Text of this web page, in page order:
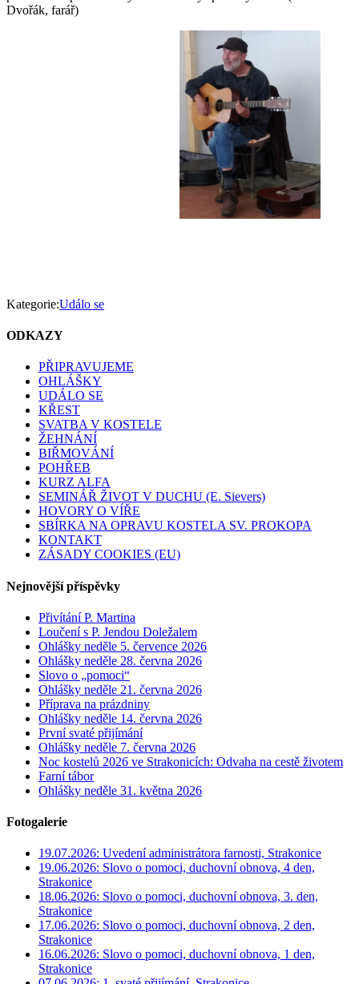
Dvořák, farář)
Kategorie:Událo se
ODKAZY
PŘIPRAVUJEME
OHLÁŠKY
UDÁLO SE
KŘEST
SVATBA V KOSTELE
ŽEHNÁNÍ
BIŘMOVÁNÍ
POHŘEB
KURZ ALFA
SEMINÁŘ ŽIVOT V DUCHU (E. Sievers)
HOVORY O VÍŘE
SBÍRKA NA OPRAVU KOSTELA SV. PROKOPA
KONTAKT
ZÁSADY COOKIES (EU)
Nejnovější příspěvky
Přivítání P. Martina
Loučení s P. Jendou Doležalem
Ohlášky neděle 5. července 2026
Ohlášky neděle 28. června 2026
Slovo o „pomoci“
Ohlášky neděle 21. června 2026
Příprava na prázdniny
Ohlášky neděle 14. června 2026
První svaté přijímání
Ohlášky neděle 7. června 2026
Noc kostelů 2026 ve Strakonicích: Odvaha na cestě životem
Farní tábor
Ohlášky neděle 31. května 2026
Fotogalerie
19.07.2026: Uvedení administrátora farnosti, Strakonice
19.06.2026: Slovo o pomoci, duchovní obnova, 4 den,
Strakonice
18.06.2026: Slovo o pomoci, duchovní obnova, 3. den,
Strakonice
17.06.2026: Slovo o pomoci, duchovní obnova, 2 den,
Strakonice
16.06.2026: Slovo o pomoci, duchovní obnova, 1 den,
Strakonice